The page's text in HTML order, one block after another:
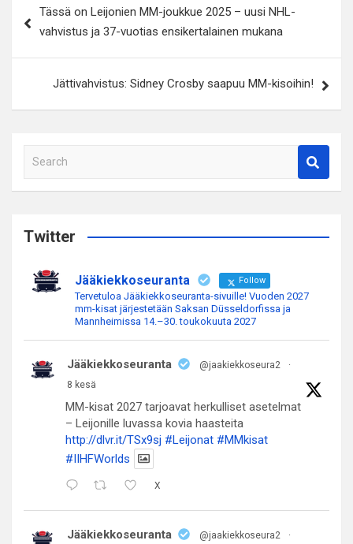
selaus
Tässä on Leijonien MM-joukkue 2025 – uusi NHL-
vahvistus ja 37-vuotias ensikertalainen mukana
Jättivahvistus: Sidney Crosby saapuu MM-kisoihin!
a
c
Twitter
Jääkiekkoseuranta Follow
Tervetuloa Jääkiekkoseuranta-sivuille! Vuoden 2027
mm-kisat järjestetään Saksan Düsseldorfissa ja
Mannheimissa 14.–30. toukokuuta 2027
Jääkiekkoseuranta @jaakiekkoseura2
·
8 kesä
MM-kisat 2027 tarjoavat herkulliset asetelmat
– Leijonille luvassa kovia haasteita
http://dlvr.it/TSx9sj #Leijonat #MMkisat
#IIHFWorlds
X
Jääkiekkoseuranta @jaakiekkoseura2
·